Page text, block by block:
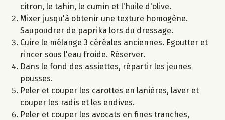
citron, le tahin, le cumin et l'huile d'olive.
Mixer jusqu'à obtenir une texture homogène.
Saupoudrer de paprika lors du dressage.
Cuire le mélange 3 céréales anciennes. Egoutter et
rincer sous l'eau froide. Réserver.
Dans le fond des assiettes, répartir les jeunes
pousses.
Peler et couper les carottes en lanières, laver et
couper les radis et les endives.
Peler et couper les avocats en fines tranches,